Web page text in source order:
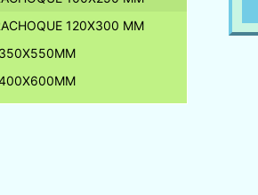
120X300 MM
350X550MM
400X600MM